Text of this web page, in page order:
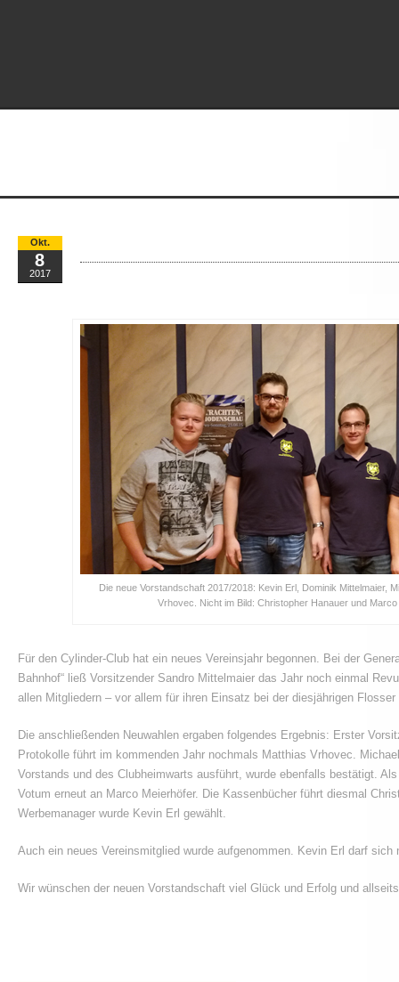
Okt.
8
2017
Die neue Vorstandschaft 2017/2018: Kevin Erl, Dominik Mittelmaier,
Vrhovec. Nicht im Bild: Christopher Hanauer und Marco
Für den Cylinder-Club hat ein neues Vereinsjahr begonnen. Bei der
Bahnhof“ ließ Vorsitzender Sandro Mittelmaier das Jahr noch einmal
allen Mitgliedern – vor allem für ihren Einsatz bei der diesjährigen Flosser
Die anschließenden Neuwahlen ergaben folgendes Ergebnis: Erster
Protokolle führt im kommenden Jahr nochmals Matthias Vrhovec.
Vorstands und des Clubheimwarts ausführt, wurde ebenfalls bestätigt.
Votum erneut an Marco Meierhöfer. Die Kassenbücher führt diesmal
Werbemanager wurde Kevin Erl gewählt.
Auch ein neues Vereinsmitglied wurde aufgenommen. Kevin Erl darf sich
Wir wünschen der neuen Vorstandschaft viel Glück und Erfolg und